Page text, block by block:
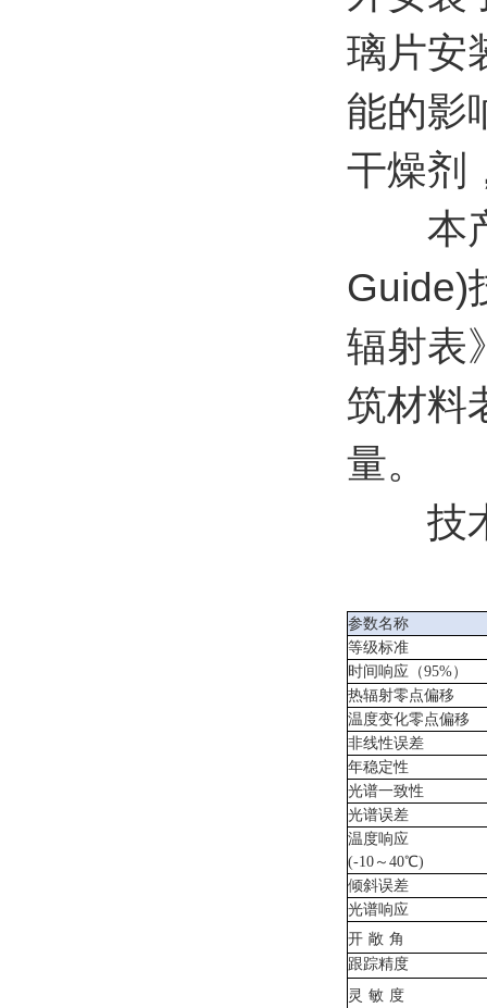
璃片安
能的影
干燥剂
本产
Guide)
辐射表
筑材料
量。
技
参数名称
等级标准
时间响应（95%）
热辐射零点偏移
温度变化零点偏移
非线性误差
年稳定性
光谱一致性
光谱误差
温度响应
(-10 ～ 40℃)
倾斜误差
光谱响应
开 敞 角
跟踪精度
灵 敏 度